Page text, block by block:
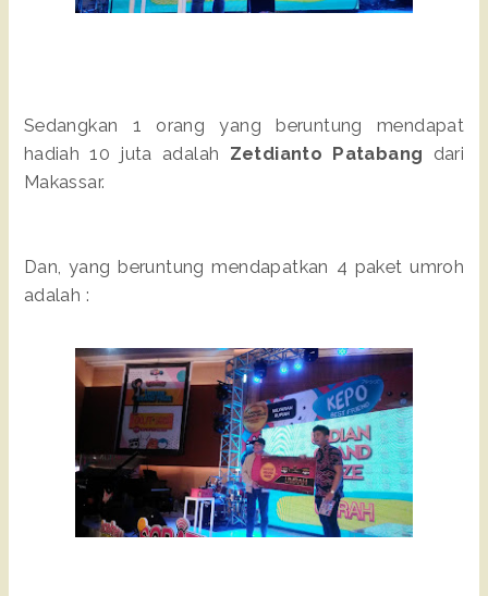
Sedangkan 1 orang yang beruntung mendapat
hadiah 10 juta adalah Zetdianto Patabang dari
Makassar.
Dan, yang beruntung mendapatkan 4 paket umroh
adalah :